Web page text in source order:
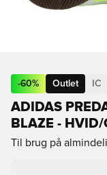
-60% Outlet IC
ADIDAS
BLAZE -
Til brug på